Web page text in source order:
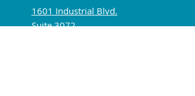
1601 Industrial Blvd.
Suite 3072.